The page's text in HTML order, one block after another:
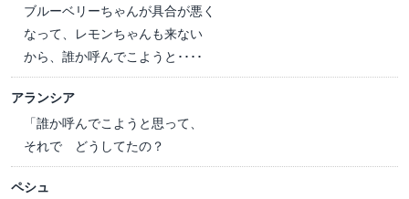
ブルーベリーちゃんが具合が悪く
なって、レモンちゃんも来ない
から、誰か呼んでこようと････
アランシア
「誰か呼んでこようと思って、
それで どうしてたの？
ペシュ